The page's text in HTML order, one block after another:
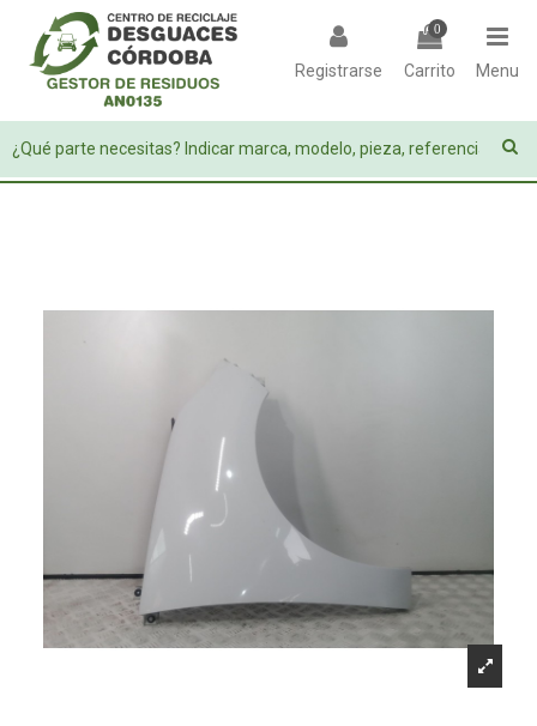
Registrarse
0
Carrito Menu